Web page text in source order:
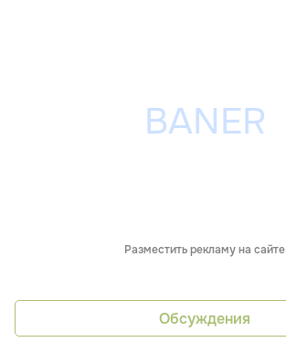
Разместить рекламу на сайте
Обсуждения